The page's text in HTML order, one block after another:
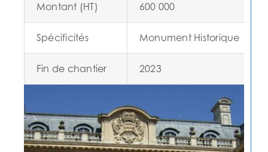
Montant (HT) 600 000
Spécificités Monument Historique
Fin de chantier 2023